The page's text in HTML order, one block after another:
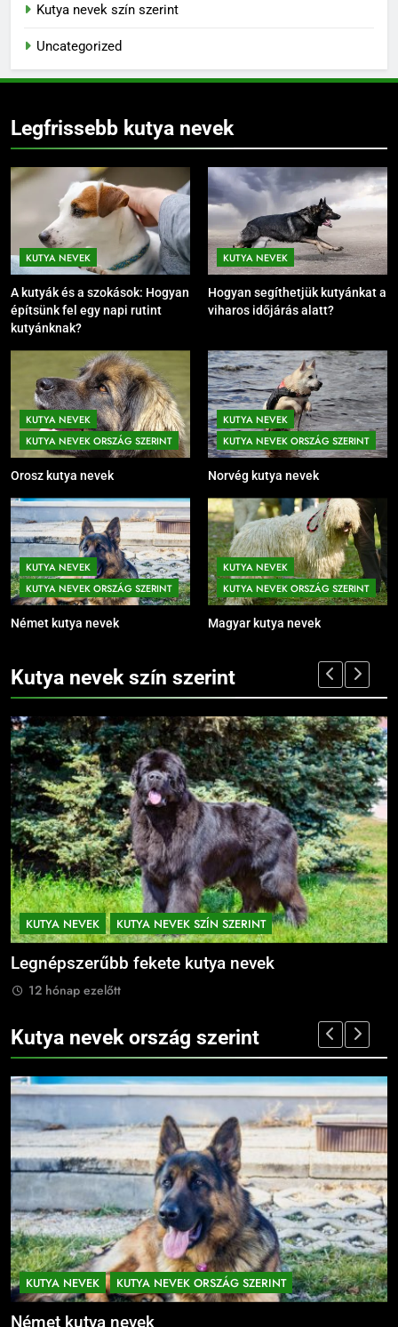
Kutya nevek szín szerint
Uncategorized
Legfrissebb kutya nevek
KUTYA NEVEK
A kutyák és a szokások: Hogyan
építsünk fel egy napi rutint
kutyánknak?
KUTYA NEVEK
Hogyan segíthetjük kutyánkat a
viharos időjárás alatt?
KUTYA NEVEK
KUTYA NEVEK ORSZÁG SZERINT
Orosz kutya nevek
KUTYA NEVEK
KUTYA NEVEK ORSZÁG SZERINT
Norvég kutya nevek
KUTYA NEVEK
KUTYA NEVEK ORSZÁG SZERINT
Német kutya nevek
KUTYA NEVEK
KUTYA NEVEK ORSZÁG SZERINT
Magyar kutya nevek
Kutya nevek szín szerint
KUTYA NEVEK KUTYA NEVEK SZÍN SZERINT
Legnépszerűbb fekete kutya nevek
12 hónap ezelőtt
Kutya nevek ország szerint
KUTYA NEVEK KUTYA NEVEK ORSZÁG SZERINT
Német kutya nevek